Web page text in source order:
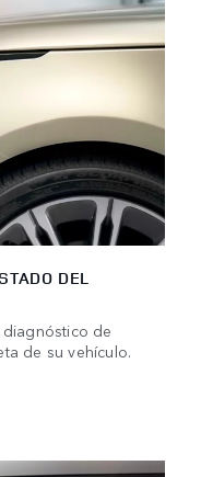
DEL
de
de su vehículo.